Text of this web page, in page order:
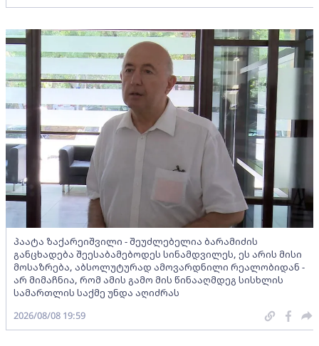
პაატა ზაქარეიშვილი - შეუძლებელია ბარამიძის
განცხადება შეესაბამებოდეს სინამდვილეს, ეს არის მისი
მოსაზრება, აბსოლუტურად ამოვარდნილი რეალობიდან -
არ მიმაჩნია, რომ ამის გამო მის წინააღმდეგ სისხლის
სამართლის საქმე უნდა აღიძრას
2026/08/08 19:59